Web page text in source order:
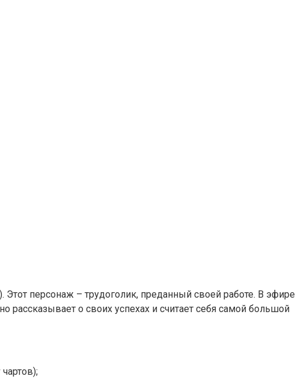
персонаж – трудоголик, преданный своей работе. В эфире
о своих успехах и считает себя самой большой